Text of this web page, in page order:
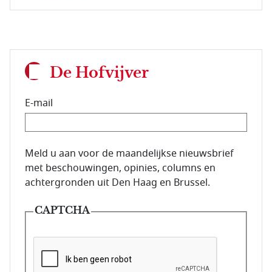
De Hofvijver
E-mail
E-mailadres van de abonnee.
Meld u aan voor de maandelijkse nieuwsbrief
met beschouwingen, opinies, columns en
achtergronden uit Den Haag en Brussel.
CAPTCHA